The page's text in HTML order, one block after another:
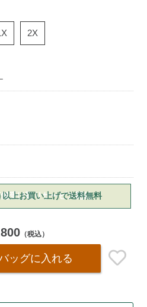
2X
以上お買い上げで送料無料
（税込）
ッグに入れる